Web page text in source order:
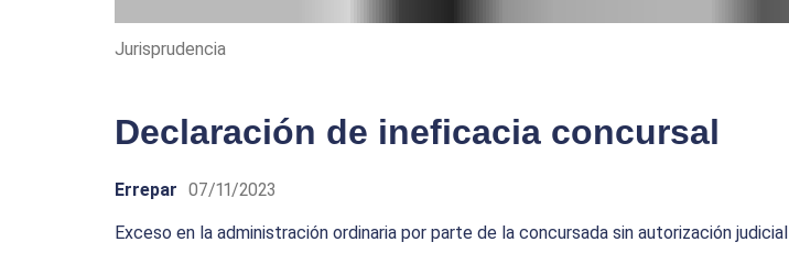
Jurisprudencia
Declaración de ineficacia concursal
Errepar 07/11/2023
Exceso en la administración ordinaria por parte de la concursada sin autorización judicial